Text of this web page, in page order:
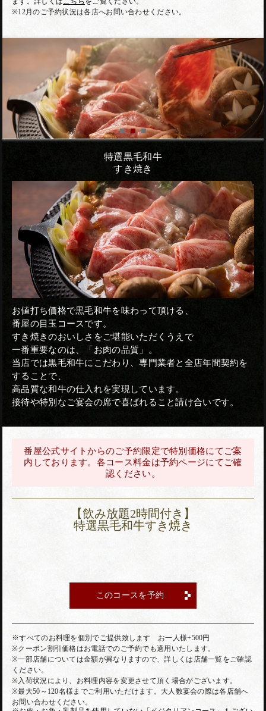
※12月のご予約状況は各店へお問い合わせください。
特選黒毛和牛
すき焼き
お値打ち価格で黒毛和牛を味わって頂ける、
番屋の目玉コースです。
すき焼きのおいしさをご堪能いただくうえで
一番重要なのは、「お肉の品質」。
当店では黒毛和牛にこだわり、専門業者と全店年間契約を
することで、
高品質な和牛の仕入れを実現しています。
接待や特別なご宴会の席で喜ばれること請け合いです。
番屋公式サイトからのご予約限定で特別価格にてご案
内しております。各コース料金は予約ページにてご確
認ください。
【飲み放題2時間付き】
特選黒毛和牛すき焼き
このコースを予約
※すべてのお料理を個別でご提供致します お一人様+500円
※クーポン割引価格はお電話でのご予約でも適用いたします。
※一部店舗については金額が異なりますので、詳しくは店舗一覧をご確認
ください。
※入荷状況により、お料理内容を変更させて頂く場合がございます。
※最大50～120名様までご利用いただけます。大人数宴会の際は各店舗へ
お問い合わせください。